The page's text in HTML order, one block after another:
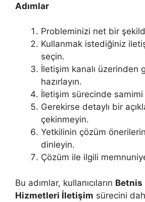
Adımlar
Probleminizi net bir
Kullanmak istediğiniz
seçin.
İletişim kanalı üzerinden
hazırlayın.
İletişim sürecinde samimi
Gerekirse detaylı bir
çekinmeyin.
Yetkilinin çözüm
dinleyin.
Çözüm ile ilgili
Bu adımlar, kullanıcıların Betnis
Hizmetleri İletişim sürecini